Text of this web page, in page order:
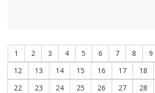
1 2 3 4 5 6 7 8 9
12
13 14 15 16 17 18
22
23 24 25 26 27 28